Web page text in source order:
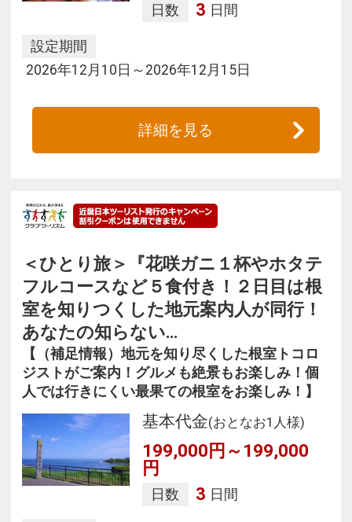
日数 3 日間
設定期間
2026年12月10日～2026年12月15日
詳細を見る
＜ひとり旅＞『花咲ガニ１杯やホタテ
フルコースなど５食付き！２日目は根
室を知りつくした地元案内人が同行！
あなたの知らない…
【（補足情報）地元を知り尽くした根室トコロ
ジストがご案内！グルメも絶景もお楽しみ！個
人では行きにくい最果ての根室をお楽しみ！】
基本代金(おとなお1人様)
199,000円～199,000
円
日数 3 日間